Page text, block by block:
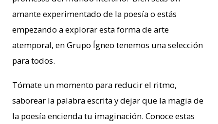
amante experimentado de la poesía o estás
empezando a explorar esta forma de arte
atemporal, en Grupo Ígneo tenemos una selección
para todos.
Tómate un momento para reducir el ritmo,
saborear la palabra escrita y dejar que la magia de
la poesía encienda tu imaginación. Conoce estas